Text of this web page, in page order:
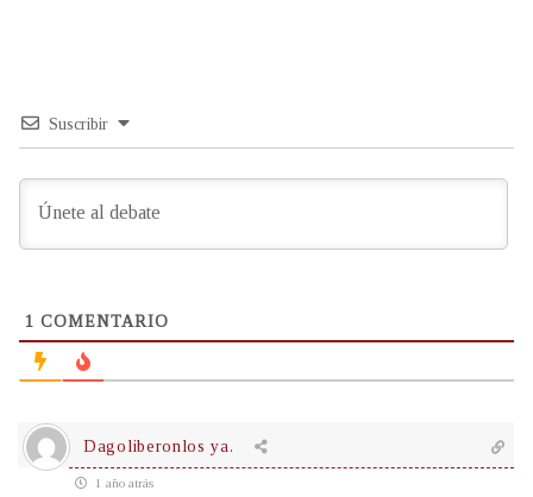
Suscribir
1 COMENTARIO
Dagoliberonlos ya.
1 año atrás